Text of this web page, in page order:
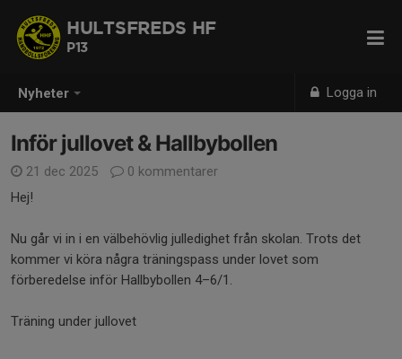
Nyheter Logga in
HULTSFREDS HF
P13
Inför jullovet & Hallbybollen
21 dec 2025
0 kommentarer
Hej!
Nu går vi in i en välbehövlig julledighet från skolan. Trots det
kommer vi köra några träningspass under lovet som
förberedelse inför Hallbybollen 4–6/1.
Träning under jullovet